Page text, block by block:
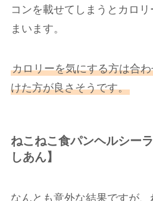
コンを載せてしまうとカロ
まいます。
カロリーを気にする方は合
けた方が良さそうです。
ねこねこ食パンヘルシー
しあん】
なんとも意外な結果ですが、